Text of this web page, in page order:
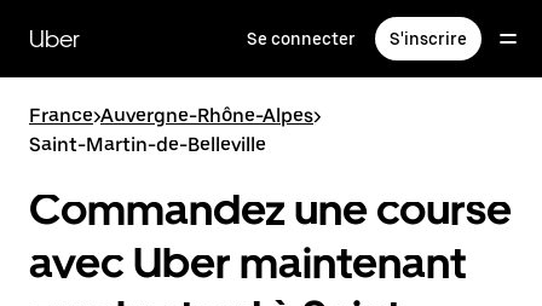
contenu
principal
Uber Se connecter S'inscrire
France>Auvergne-Rhône-Alpes>
Saint-Martin-de-Belleville
Commandez une course
avec Uber maintenant